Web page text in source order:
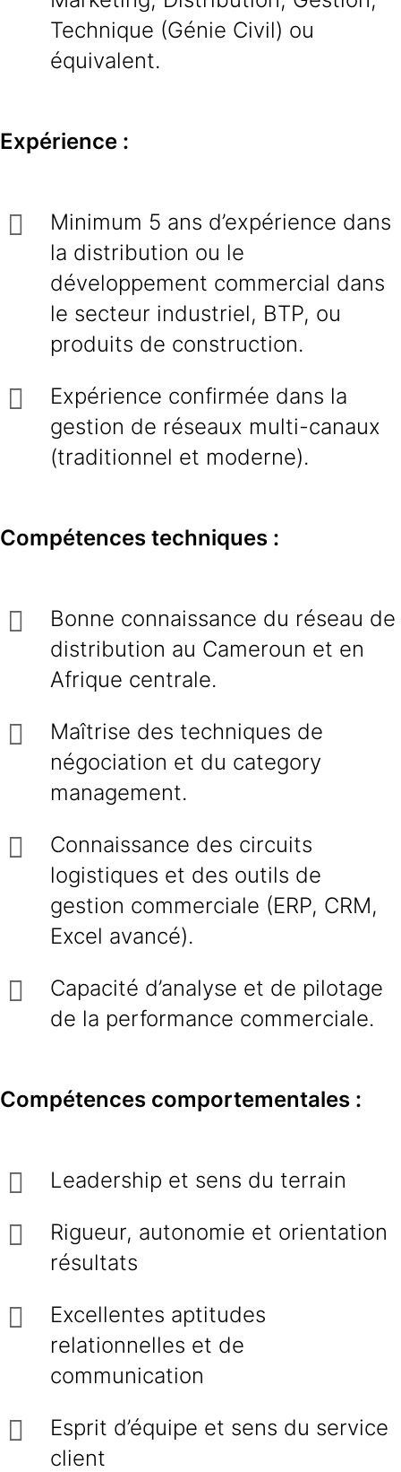
Technique (Génie Civil) ou
équivalent.
Expérience :
Minimum 5 ans d’expérience dans
la distribution ou le
développement commercial dans
le secteur industriel, BTP, ou
produits de construction.
Expérience confirmée dans la
gestion de réseaux multi-canaux
(traditionnel et moderne).
Compétences techniques :
Bonne connaissance du réseau de
distribution au Cameroun et en
Afrique centrale.
Maîtrise des techniques de
négociation et du category
management.
Connaissance des circuits
logistiques et des outils de
gestion commerciale (ERP, CRM,
Excel avancé).
Capacité d’analyse et de pilotage
de la performance commerciale.
Compétences comportementales :
Leadership et sens du terrain
Rigueur, autonomie et orientation
résultats
Excellentes aptitudes
relationnelles et de
communication
Esprit d’équipe et sens du service
client